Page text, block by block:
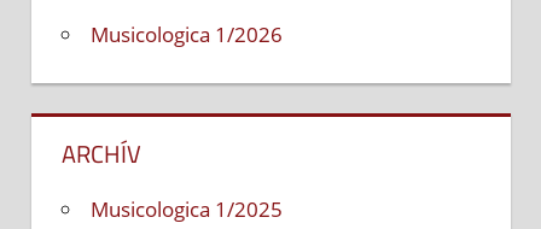
Musicologica 1/2026
ARCHÍV
Musicologica 1/2025